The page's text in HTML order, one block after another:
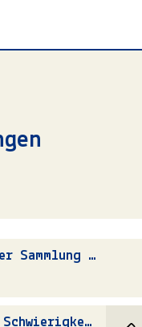
Froschkönig - Sommermärchen aus der Sammlung der Gebrüder Grimm
Sommertheater – Für eine Handvoll Schwierigkeiten – lasst uns einen Western drehen